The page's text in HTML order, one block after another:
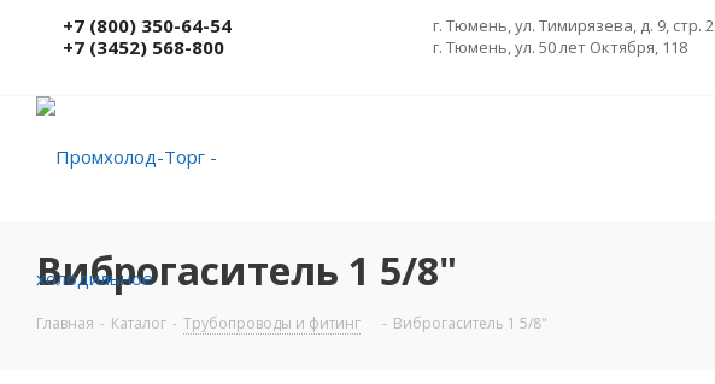
+7 (800) 350-64-54
+7 (3452) 568-800
г. Тюмень, ул. Тимирязева, д. 9, стр. 2
г. Тюмень, ул. 50 лет Октября, 118
Виброгаситель 1 5/8"
Главная - Каталог - Трубопроводы и фитинг - Виброгаситель 1 5/8"